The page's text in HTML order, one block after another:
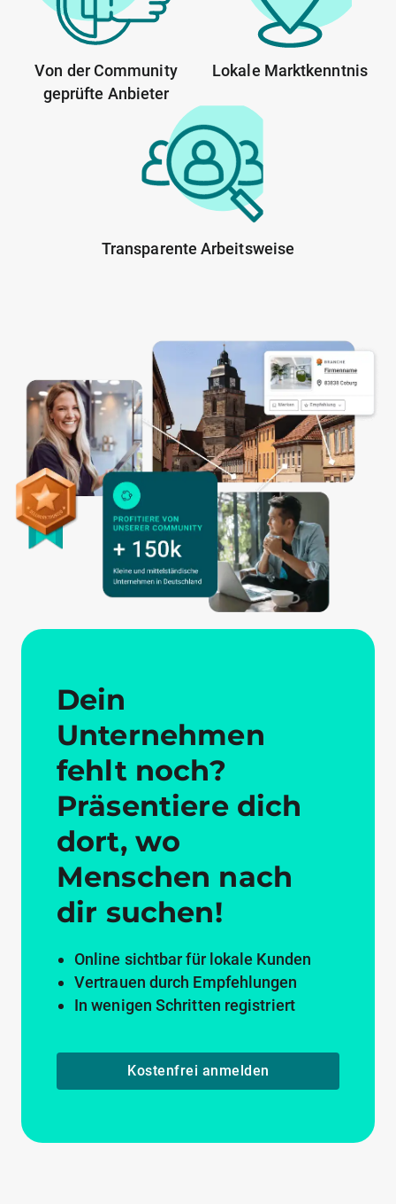
Von der Community
geprüfte Anbieter
Lokale Marktkenntnis
Transparente Arbeitsweise
Dein
Unternehmen
fehlt noch?
Präsentiere dich
dort, wo
Menschen nach
dir suchen!
Online sichtbar für lokale Kunden
Vertrauen durch Empfehlungen
In wenigen Schritten registriert
Kostenfrei anmelden